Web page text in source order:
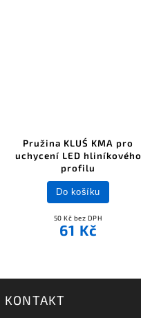
Pružina KLUŚ KMA pro
uchycení LED hliníkového
profilu
50 Kč bez DPH
61 Kč
Do košíku
KONTAKT